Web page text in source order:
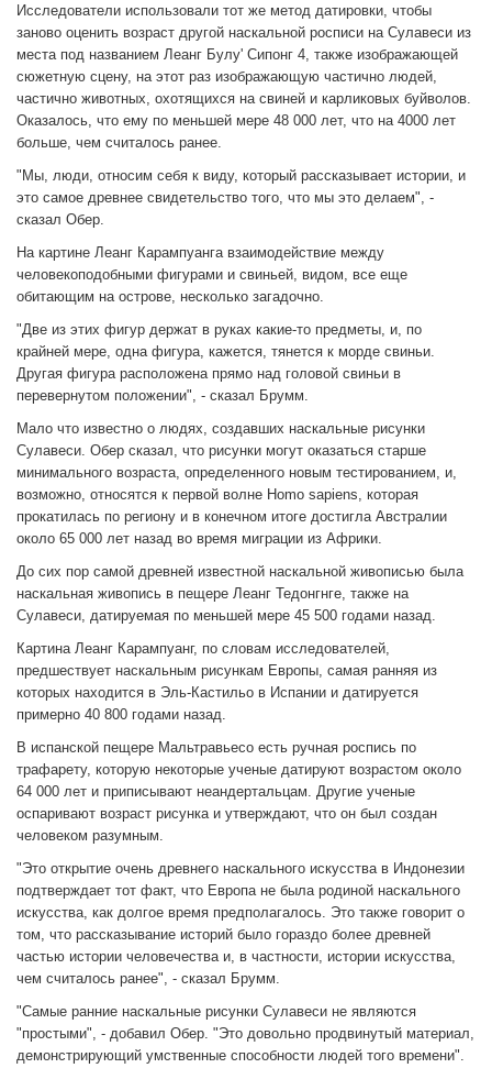
Исследователи использовали тот же метод датировки, чтобы
заново оценить возраст другой наскальной росписи на Сулавеси из
места под названием Леанг Булу' Сипонг 4, также изображающей
сюжетную сцену, на этот раз изображающую частично людей,
частично животных, охотящихся на свиней и карликовых буйволов.
Оказалось, что ему по меньшей мере 48 000 лет, что на 4000 лет
больше, чем считалось ранее.
"Мы, люди, относим себя к виду, который рассказывает истории, и
это самое древнее свидетельство того, что мы это делаем", -
сказал Обер.
На картине Леанг Карампуанга взаимодействие между
человекоподобными фигурами и свиньей, видом, все еще
обитающим на острове, несколько загадочно.
"Две из этих фигур держат в руках какие-то предметы, и, по
крайней мере, одна фигура, кажется, тянется к морде свиньи.
Другая фигура расположена прямо над головой свиньи в
перевернутом положении", - сказал Брумм.
Мало что известно о людях, создавших наскальные рисунки
Сулавеси. Обер сказал, что рисунки могут оказаться старше
минимального возраста, определенного новым тестированием, и,
возможно, относятся к первой волне Homo sapiens, которая
прокатилась по региону и в конечном итоге достигла Австралии
около 65 000 лет назад во время миграции из Африки.
До сих пор самой древней известной наскальной живописью была
наскальная живопись в пещере Леанг Тедонгнге, также на
Сулавеси, датируемая по меньшей мере 45 500 годами назад.
Картина Леанг Карампуанг, по словам исследователей,
предшествует наскальным рисункам Европы, самая ранняя из
которых находится в Эль-Кастильо в Испании и датируется
примерно 40 800 годами назад.
В испанской пещере Мальтравьесо есть ручная роспись по
трафарету, которую некоторые ученые датируют возрастом около
64 000 лет и приписывают неандертальцам. Другие ученые
оспаривают возраст рисунка и утверждают, что он был создан
человеком разумным.
"Это открытие очень древнего наскального искусства в Индонезии
подтверждает тот факт, что Европа не была родиной наскального
искусства, как долгое время предполагалось. Это также говорит о
том, что рассказывание историй было гораздо более древней
частью истории человечества и, в частности, истории искусства,
чем считалось ранее", - сказал Брумм.
"Самые ранние наскальные рисунки Сулавеси не являются
"простыми", - добавил Обер. "Это довольно продвинутый материал,
демонстрирующий умственные способности людей того времени".